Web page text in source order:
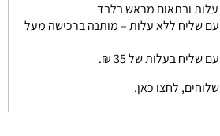
עלות ובתאום מראש בלבד
שליח ללא עלות – מותנה ברכישה מעל
בעלות של 35 ₪.
לחצו כאן.